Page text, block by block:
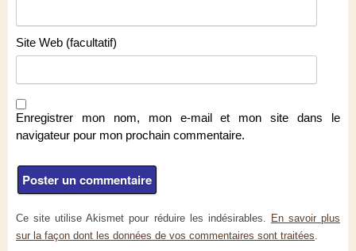
Site Web (facultatif)
Enregistrer mon nom, mon e-mail et mon site dans le
navigateur pour mon prochain commentaire.
Ce site utilise Akismet pour réduire les indésirables. En savoir plus
sur la façon dont les données de vos commentaires sont traitées.